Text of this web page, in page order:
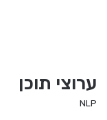
ערוצי תוכן
NLP